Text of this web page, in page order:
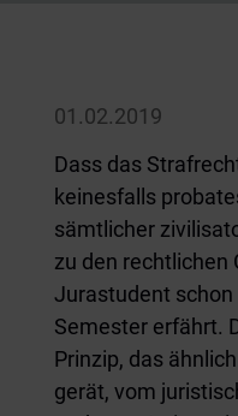
01.02.2019
Dass das
keinesfalls
sämtlicher
zu den rechtlichen
Jurastudent
Semester erfährt.
Prinzip, das
gerät, vom